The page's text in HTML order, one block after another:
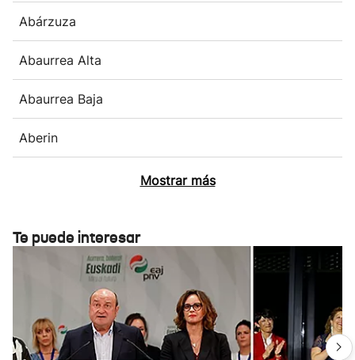
Abárzuza
Abaurrea Alta
Abaurrea Baja
Aberin
Mostrar más
Te puede interesar